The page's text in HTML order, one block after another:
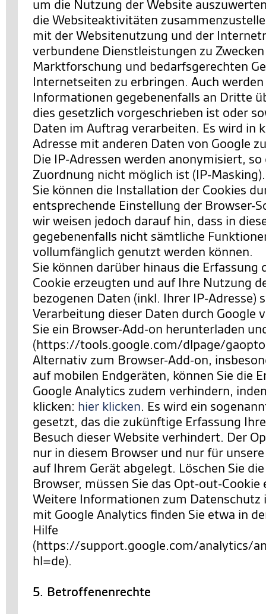
um die Nutzung der Website
die Websiteaktivitäten
mit der Websitenutzung und der
verbundene Dienstleistungen zu
Marktforschung und bedarfsgerechten
Internetseiten zu erbringen. Auch werden
Informationen gegebenenfalls an Dritte
dies gesetzlich vorgeschrieben ist oder
Daten im Auftrag verarbeiten. Es wird in
Adresse mit anderen Daten von Google
Die IP-Adressen werden anonymisiert, so
Zuordnung nicht möglich ist (IP-Masking).
Sie können die Installation der Cookies
entsprechende Einstellung der Browser-
wir weisen jedoch darauf hin, dass in
gegebenenfalls nicht sämtliche
vollumfänglich genutzt werden können.
Sie können darüber hinaus die Erfassung
Cookie erzeugten und auf Ihre Nutzung
bezogenen Daten (inkl. Ihrer IP-Adresse)
Verarbeitung dieser Daten durch Google
Sie ein Browser-Add-on herunterladen
(https://tools.google.com/dlpage/
Alternativ zum Browser-Add-on,
auf mobilen Endgeräten, können Sie die
Google Analytics zudem verhindern,
klicken: hier klicken. Es wird ein
gesetzt, das die zukünftige Erfassung
Besuch dieser Website verhindert. Der
nur in diesem Browser und nur für
auf Ihrem Gerät abgelegt. Löschen Sie
Browser, müssen Sie das Opt-out-Cookie
Weitere Informationen zum Datenschutz
mit Google Analytics finden Sie etwa in
Hilfe
(https://support.google.com/analytics/
hl=de).
5. Betroffenenrechte